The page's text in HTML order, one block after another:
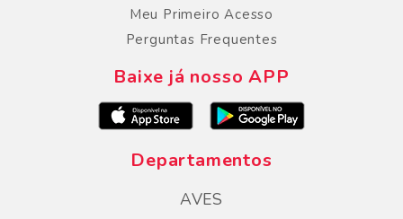
Meu Primeiro Acesso
Perguntas Frequentes
Baixe já nosso APP
Departamentos
AVES